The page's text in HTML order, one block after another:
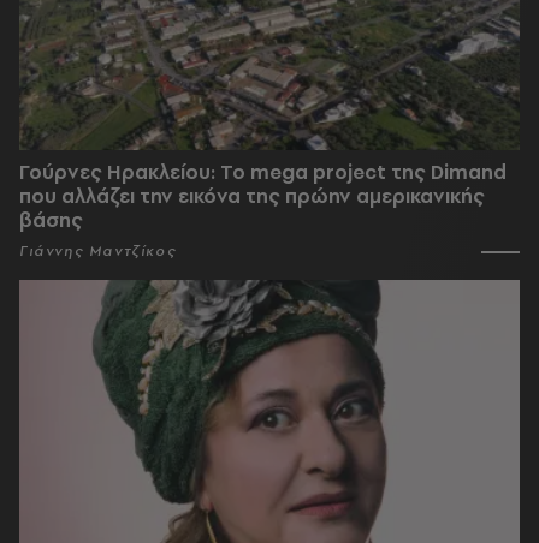
Γούρνες Ηρακλείου: To mega project της Dimand
που αλλάζει την εικόνα της πρώην αμερικανικής
βάσης
Γιάννης Μαντζίκος